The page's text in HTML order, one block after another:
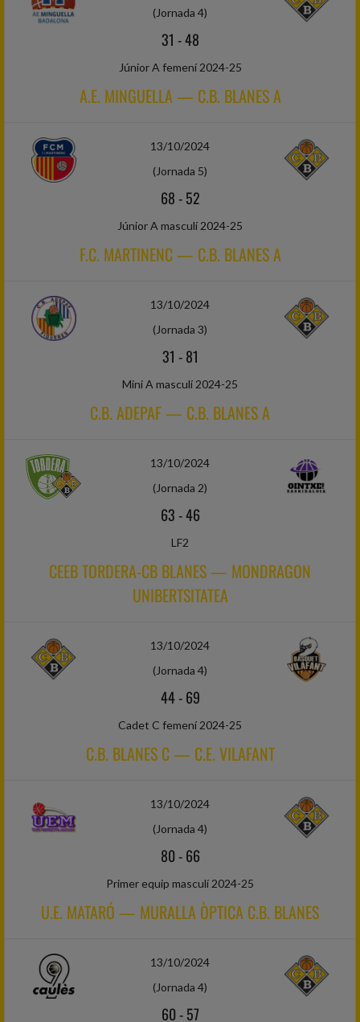
(Jornada 4)
31 -48
Júnior A femení 2024-25
A.E. MINGUELLA — C.B. BLANES A
13/10/2024
(Jornada 5)
68-52
Júnior A masculí 2024-25
F.C. MARTINENC — C.B. BLANES A
13/10/2024
(Jornada 3)
31 -81
Mini A masculí 2024-25
C.B. ADEPAF — C.B. BLANES A
13/10/2024
(Jornada 2)
63-46
LF2
CEEB TORDERA-CB BLANES — MONDRAGON
UNIBERTSITATEA
13/10/2024
(Jornada 4)
44-69
Cadet C femení 2024-25
C.B. BLANES C — C.E. VILAFANT
13/10/2024
(Jornada 4)
80-66
Primer equip masculí 2024-25
U.E. MATARÓ — MURALLA ÒPTICA C.B. BLANES
13/10/2024
(Jornada 4)
60-57